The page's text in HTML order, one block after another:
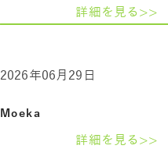
詳細を見る>>
Moeka
2026年06月29日
詳細を見る>>